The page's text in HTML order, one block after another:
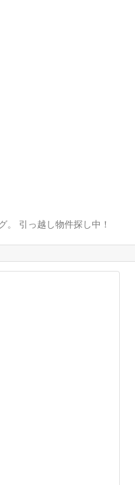
。 引っ越し物件探し中！